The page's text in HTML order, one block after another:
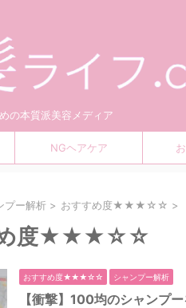
の本質派美容メディア
NGヘアケア
プー解析 > おすすめ度★★★☆☆ >
め度★★★☆☆
おすすめ度★★★☆☆ シャンプー解析
【衝撃】100均のシャンプ